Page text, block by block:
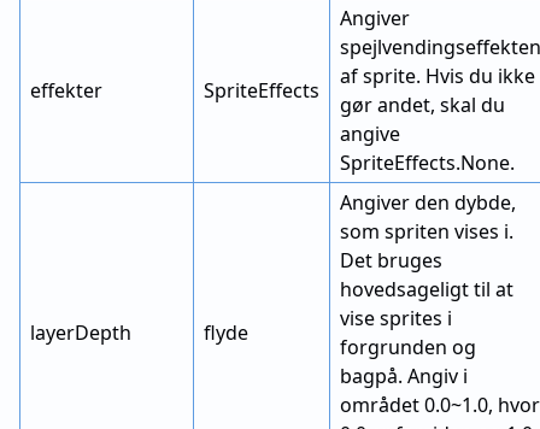
effekter SpriteEffects
Angiver
spejlvendingseffekten
af sprite. Hvis du ikke
gør andet, skal du
angive
SpriteEffects.None.
layerDepth flyde
Angiver den dybde,
som spriten vises i.
Det bruges
hovedsageligt til at
vise sprites i
forgrunden og
bagpå. Angiv i
området 0.0~1.0, hvor